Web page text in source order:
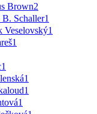
Brown2
B. Schaller1
Veselovský1
1
1
1
1
1